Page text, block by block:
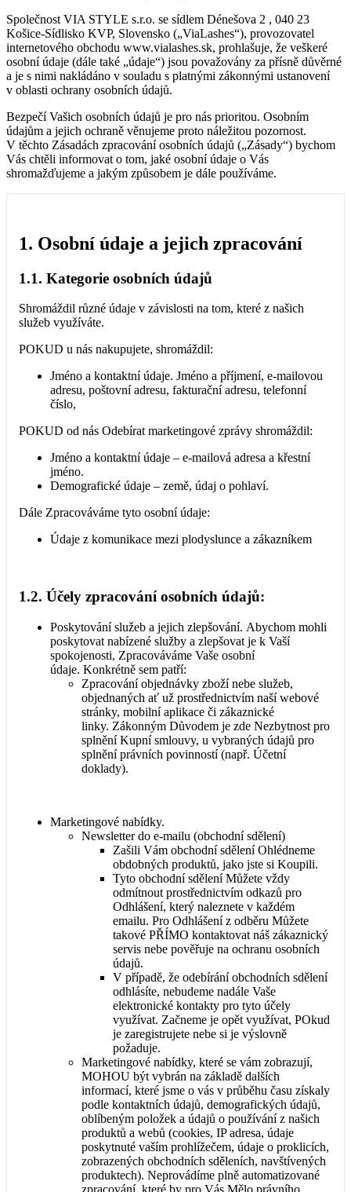
Společnost VIA STYLE s.r.o. se sídlem Dénešova 2 , 040 23
Košice-Sídlisko KVP, Slovensko („ViaLashes“), provozovatel
internetového obchodu www.vialashes.sk, prohlašuje, že veškeré
osobní údaje (dále také „údaje“) jsou považovány za přísně důvěrné
a je s nimi nakládáno v souladu s platnými zákonnými ustanovení
v oblasti ochrany osobních údajů.
Bezpečí Vašich osobních údajů je pro nás prioritou. Osobním
údajům a jejich ochraně věnujeme proto náležitou pozornost.
V těchto Zásadách zpracování osobních údajů („Zásady“) bychom
Vás chtěli informovat o tom, jaké osobní údaje o Vás
shromažďujeme a jakým způsobem je dále používáme.
1. Osobní údaje a jejich zpracování
1.1. Kategorie osobních údajů
Shromáždil různé údaje v závislosti na tom, které z našich
služeb využíváte.
POKUD u nás nakupujete, shromáždil:
Jméno a kontaktní údaje. Jméno a příjmení, e-mailovou
adresu, poštovní adresu, fakturační adresu, telefonní
číslo,
POKUD od nás Odebírat marketingové zprávy shromáždil:
Jméno a kontaktní údaje – e-mailová adresa a křestní
jméno.
Demografické údaje – země, údaj o pohlaví.
Dále Zpracováváme tyto osobní údaje:
Údaje z komunikace mezi plodyslunce a zákazníkem
1.2. Účely zpracování osobních údajů:
Poskytování služeb a jejich zlepšování. Abychom mohli
poskytovat nabízené služby a zlepšovat je k Vaší
spokojenosti, Zpracováváme Vaše osobní
údaje. Konkrétně sem patří:
Zpracování objednávky zboží nebe služeb,
objednaných ať už prostřednictvím naší webové
stránky, mobilní aplikace či zákaznické
linky. Zákonným Důvodem je zde Nezbytnost pro
splnění Kupní smlouvy, u vybraných údajů pro
splnění právních povinností (např. Účetní
doklady).
Marketingové nabídky.
Newsletter do e-mailu (obchodní sdělení)
Zašili Vám obchodní sdělení Ohlédneme
obdobných produktů, jako jste si Koupili.
Tyto obchodní sdělení Můžete vždy
odmítnout prostřednictvím odkazů pro
Odhlášení, který naleznete v každém
emailu. Pro Odhlášení z odběru Můžete
takové PŘÍMO kontaktovat náš zákaznický
servis nebe pověřuje na ochranu osobních
údajů.
V případě, že odebírání obchodních sdělení
odhlásíte, nebudeme nadále Vaše
elektronické kontakty pro tyto účely
využívat. Začneme je opět využívat, POkud
je zaregistrujete nebe si je výslovně
požaduje.
Marketingové nabídky, které se vám zobrazují,
MOHOU být vybrán na základě dalších
informací, které jsme o vás v průběhu času získaly
podle kontaktních údajů, demografických údajů,
oblíbeným položek a údajů o používání z našich
produktů a webů (cookies, IP adresa, údaje
poskytnuté vaším prohlížečem, údaje o proklicích,
zobrazených obchodních sděleních, navštívených
produktech). Neprovádíme plně automatizované
zpracování, které by pro Vás Mělo právního